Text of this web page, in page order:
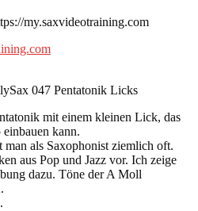
my.saxvideotraining.com
047 Pentatonik Licks
mit einem kleinen Lick, das
kann.
als Saxophonist ziemlich oft.
aus Pop und Jazz vor. Ich zeige
dazu. Töne der A Moll